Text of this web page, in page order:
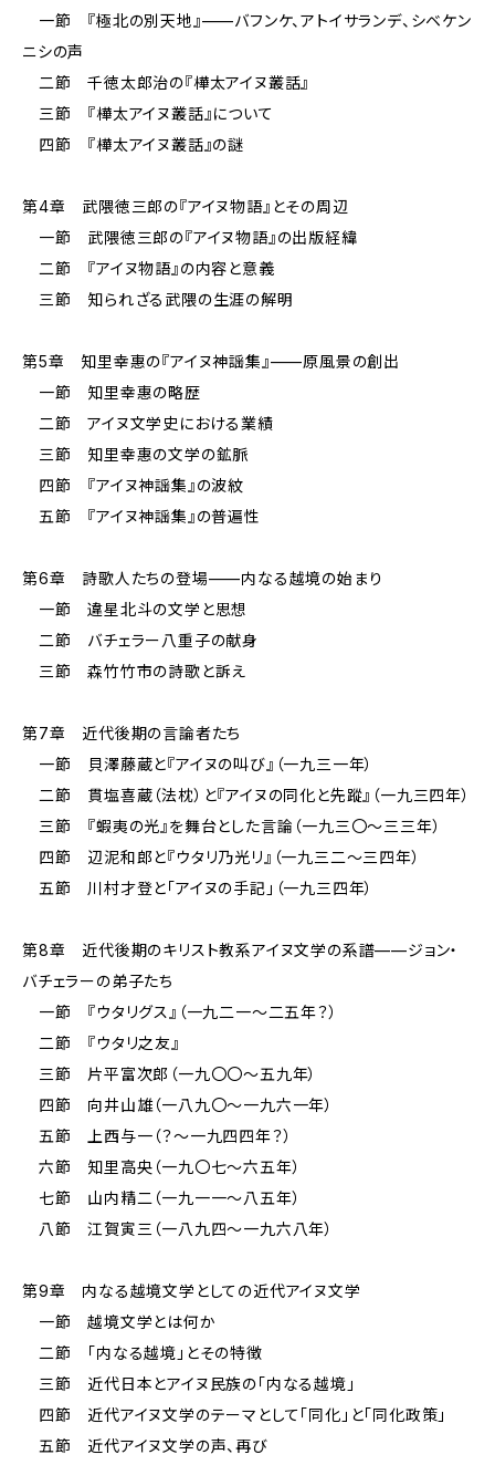
一節 『極北の別天地』——バフンケ、アトイサランデ、シベケン
ニシの声
二節 千徳太郎治の『樺太アイヌ叢話』
三節 『樺太アイヌ叢話』について
四節 『樺太アイヌ叢話』の謎
第4章 武隈徳三郎の『アイヌ物語』とその周辺
一節 武隈徳三郎の『アイヌ物語』の出版経緯
二節 『アイヌ物語』の内容と意義
三節 知られざる武隈の生涯の解明
第5章 知里幸惠の『アイヌ神謡集』——原風景の創出
一節 知里幸惠の略歴
二節 アイヌ文学史における業績
三節 知里幸惠の文学の鉱脈
四節 『アイヌ神謡集』の波紋
五節 『アイヌ神謡集』の普遍性
第6章 詩歌人たちの登場——内なる越境の始まり
一節 違星北斗の文学と思想
二節 バチェラー八重子の献身
三節 森竹竹市の詩歌と訴え
第7章 近代後期の言論者たち
一節 貝澤藤蔵と『アイヌの叫び』（一九三一年）
二節 貫塩喜蔵（法枕）と『アイヌの同化と先蹤』（一九三四年）
三節 『蝦夷の光』を舞台とした言論（一九三〇〜三三年）
四節 辺泥和郎と『ウタリ乃光リ』（一九三二〜三四年）
五節 川村才登と「アイヌの手記」（一九三四年）
第8章 近代後期のキリスト教系アイヌ文学の系譜——ジョン・
バチェラーの弟子たち
一節 『ウタリグス』（一九二一〜二五年？）
二節 『ウタリ之友』
三節 片平富次郎（一九〇〇〜五九年）
四節 向井山雄（一八九〇〜一九六一年）
五節 上西与一（？〜一九四四年？）
六節 知里高央（一九〇七〜六五年）
七節 山内精二（一九一一〜八五年）
八節 江賀寅三（一八九四〜一九六八年）
第9章 内なる越境文学としての近代アイヌ文学
一節 越境文学とは何か
二節 「内なる越境」とその特徴
三節 近代日本とアイヌ民族の「内なる越境」
四節 近代アイヌ文学のテーマとして「同化」と「同化政策」
五節 近代アイヌ文学の声、再び